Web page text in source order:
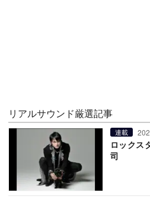
リアルサウンド厳選記事
連載
ロックス
司